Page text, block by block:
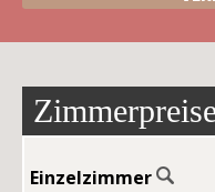
WANDERN
Einzelzimmer